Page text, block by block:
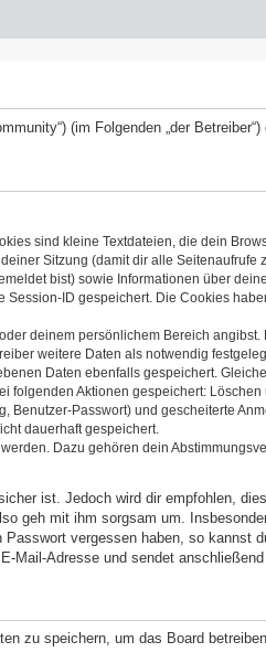
(im Folgenden „der
sind kleine Textdateien, die dein
Sitzung (damit dir alle
bist) sowie Informationen über
ID gespeichert. Die Cookies
deinem persönlichem Bereich
weitere Daten als notwendig
Daten ebenfalls gespeichert.
Aktionen gespeichert:
Passwort) und gescheiterte
dauerhaft gespeichert.
Dazu gehören dein
ist. Jedoch wird dir empfohlen,
geh mit ihm sorgsam um.
vergessen haben, so kannst
Mail-Adresse und sendet
zu speichern, um das Board